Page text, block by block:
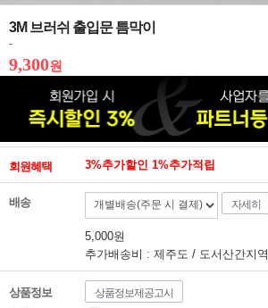
3M 브러쉬 출입문 틈막이
-
9,300원
회원혜택 3%추가할인 1%추가적립
배송 자세히
5,000원
추가배송비 : 제주도 / 도서산간지역
상품정보 상품정보제공고시